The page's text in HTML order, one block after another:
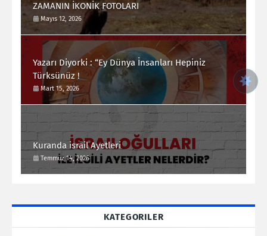
ZAMANIN İKONİK FOTOLARI
Mayıs 12, 2026
Yazarı Diyorki : “Ey Dünya İnsanları Hepiniz
Türksünüz !
Mart 15, 2026
Kuranda israil Ayetleri
Temmuz 14, 2026
KATEGORILER